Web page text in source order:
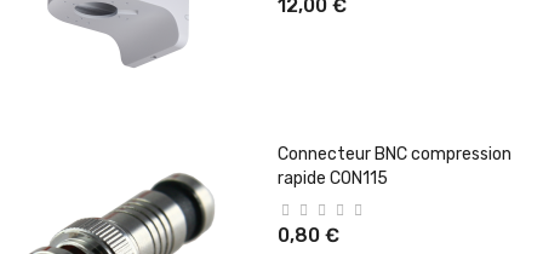
12,00 €
Connecteur BNC compression
rapide CON115
0,80 €